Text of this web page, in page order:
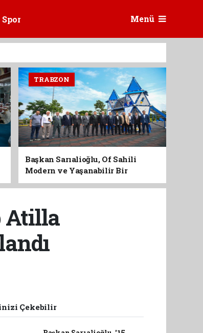
Spor Menü
TRABZON
Başkan Sarıalioğlu, Of Sahili
Modern ve Yaşanabilir Bir
Kimliğe Kavuşuyor
Atilla
Çekebilir